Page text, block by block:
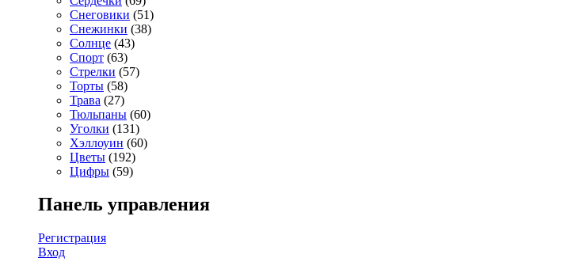
Снеговики (51)
Снежинки (38)
Солнце (43)
Спорт (63)
Стрелки (57)
Торты (58)
Трава (27)
Тюльпаны (60)
Уголки (131)
Хэллоуин (60)
Цветы (192)
Цифры (59)
Панель управления
Регистрация
Вход